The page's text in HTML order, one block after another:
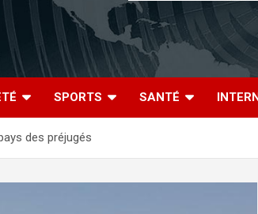
SPORTS SANTÉ
des préjugés